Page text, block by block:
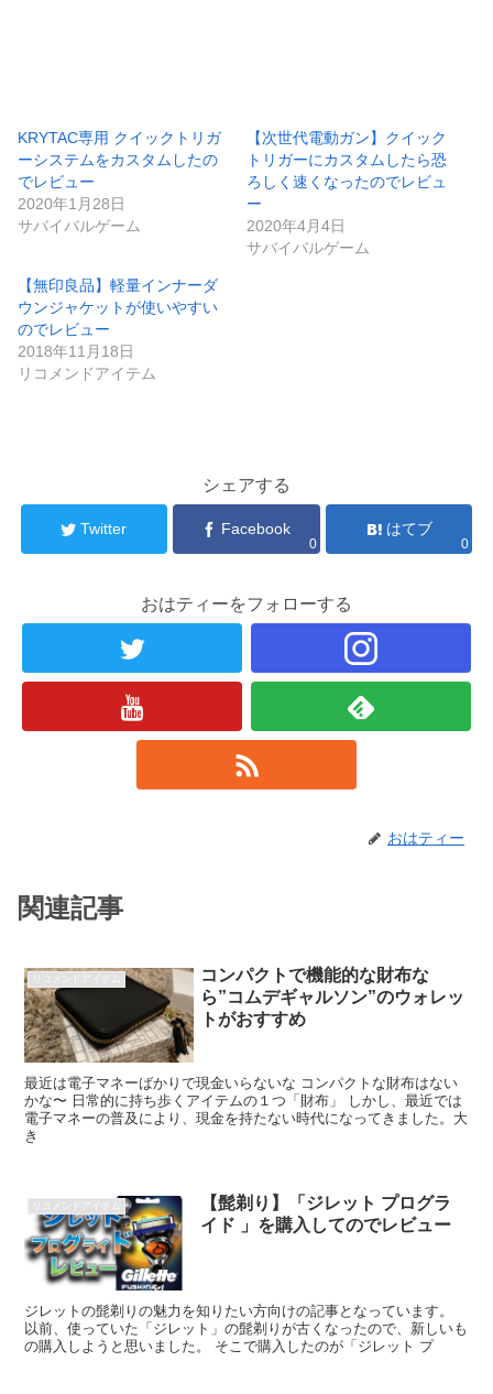
KRYTAC専用 クイックトリガ
ーシステムをカスタムしたの
でレビュー
2020年1月28日
サバイバルゲーム
【次世代電動ガン】クイック
トリガーにカスタムしたら恐
ろしく速くなったのでレビュ
ー
2020年4月4日
サバイバルゲーム
【無印良品】軽量インナーダ
ウンジャケットが使いやすい
のでレビュー
2018年11月18日
リコメンドアイテム
シェアする
Twitter Facebook
0
はてブ
0
おはティーをフォローする
おはティー
関連記事
リコメンドアイテム
コンパクトで機能的な財布な
ら”コムデギャルソン”のウォレッ
トがおすすめ
最近は電子マネーばかりで現金いらないな コンパクトな財布はない
かな〜 日常的に持ち歩くアイテムの１つ「財布」 しかし、最近では
電子マネーの普及により、現金を持たない時代になってきました。大
き
リコメンドアイテム
【髭剃り】「ジレット プログラ
イド 」を購入してのでレビュー
ジレットの髭剃りの魅力を知りたい方向けの記事となっています。
以前、使っていた「ジレット」の髭剃りが古くなったので、新しいも
の購入しようと思いました。 そこで購入したのが「ジレット プ